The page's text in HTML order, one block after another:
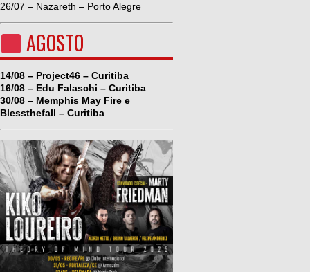
26/07 – Nazareth – Porto Alegre
AGOSTO
14/08 – Project46 – Curitiba
16/08 – Edu Falaschi – Curitiba
30/08 – Memphis May Fire e
Blessthefall – Curitiba